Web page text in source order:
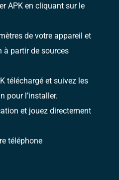
APK en cliquant sur le
de votre appareil et
à partir de sources
téléchargé et suivez les
pour l’installer.
et jouez directement
téléphone